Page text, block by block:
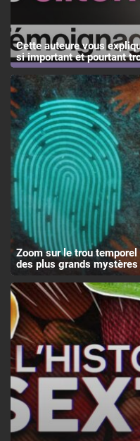
Cette auteure vous
si important et pourtant
Zoom sur le trou
des plus grands mystères